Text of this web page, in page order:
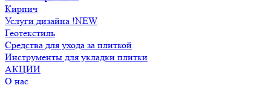
Кирпич
Услуги дизайна !NEW
Геотекстиль
Средства для ухода за плиткой
Инструменты для укладки плитки
АКЦИИ
О нас